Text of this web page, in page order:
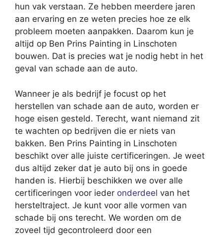
hun vak verstaan. Ze hebben meerdere jaren
aan ervaring en ze weten precies hoe ze elk
probleem moeten aanpakken. Daarom kun je
altijd op Ben Prins Painting in Linschoten
bouwen. Dat is precies wat je nodig hebt in het
geval van schade aan de auto.
Wanneer je als bedrijf je focust op het
herstellen van schade aan de auto, worden er
hoge eisen gesteld. Terecht, want niemand zit
te wachten op bedrijven die er niets van
bakken. Ben Prins Painting in Linschoten
beschikt over alle juiste certificeringen. Je weet
dus altijd zeker dat je auto bij ons in goede
handen is. Hierbij beschikken we over alle
certificeringen voor ieder onderdeel van het
hersteltraject. Je kunt voor alle vormen van
schade bij ons terecht. We worden om de
zoveel tijd gecontroleerd door een